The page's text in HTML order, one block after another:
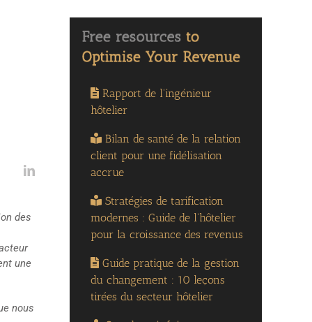
des
une
nous
Rapport de l'ingénieur
hôtelier
Bilan de santé de la relation
client pour une fidélisation
accrue
Stratégies de tarification
modernes : Guide de l'hôtelier
pour la croissance des revenus
Guide pratique de la gestion
du changement : 10 leçons
tirées du secteur hôtelier